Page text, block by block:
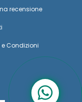
recensione
e Condizioni